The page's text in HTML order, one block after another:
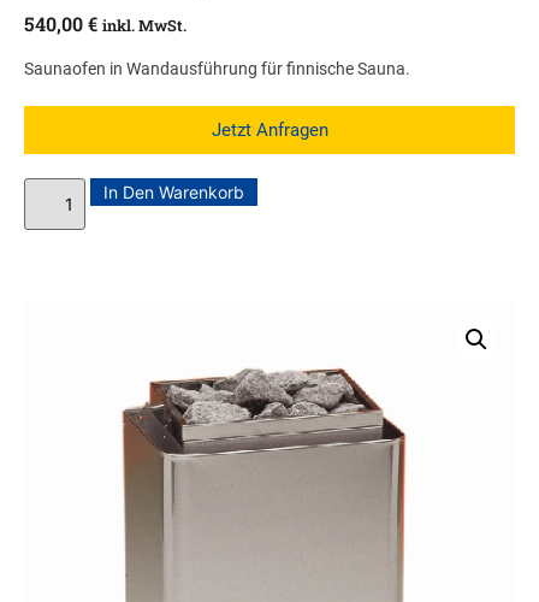
540,00€ inkl. MwSt.
Saunaofen in Wandausführung für finnische Sauna.
Jetzt Anfragen
In Den Warenkorb